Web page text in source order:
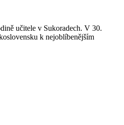
učitele v Sukoradech. V 30.
k nejoblíbenějším